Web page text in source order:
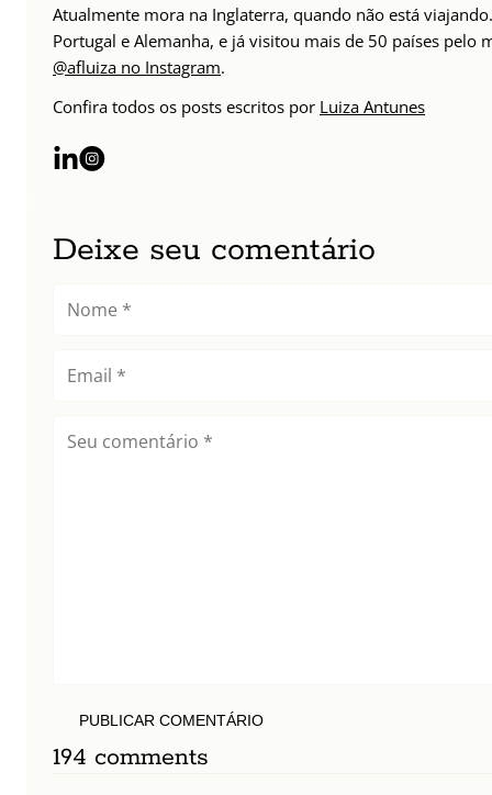
Atualmente mora na Inglaterra, quando não está
Portugal e Alemanha, e já visitou mais de 50 países pelo
@afluiza no Instagram.
Confira todos os posts escritos por Luiza Antunes
Deixe seu comentário
PUBLICAR COMENTÁRIO
194 comments